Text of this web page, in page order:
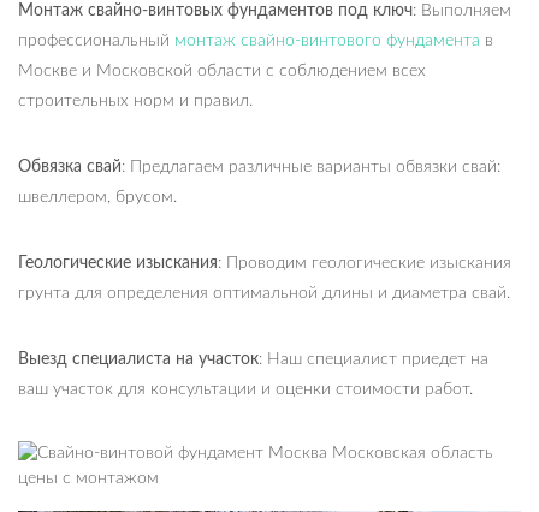
Монтаж свайно-винтовых фундаментов под ключ: Выполняем
профессиональный монтаж свайно-винтового фундамента в
Москве и Московской области с соблюдением всех
строительных норм и правил.
Обвязка свай: Предлагаем различные варианты обвязки свай:
швеллером, брусом.
Геологические изыскания: Проводим геологические изыскания
грунта для определения оптимальной длины и диаметра свай.
Выезд специалиста на участок: Наш специалист приедет на
ваш участок для консультации и оценки стоимости работ.